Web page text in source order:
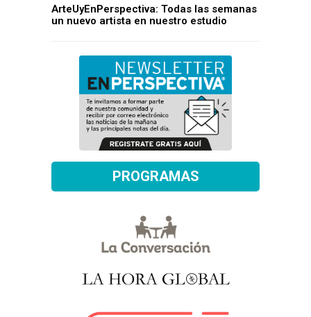
ArteUyEnPerspectiva: Todas las semanas
un nuevo artista en nuestro estudio
PROGRAMAS